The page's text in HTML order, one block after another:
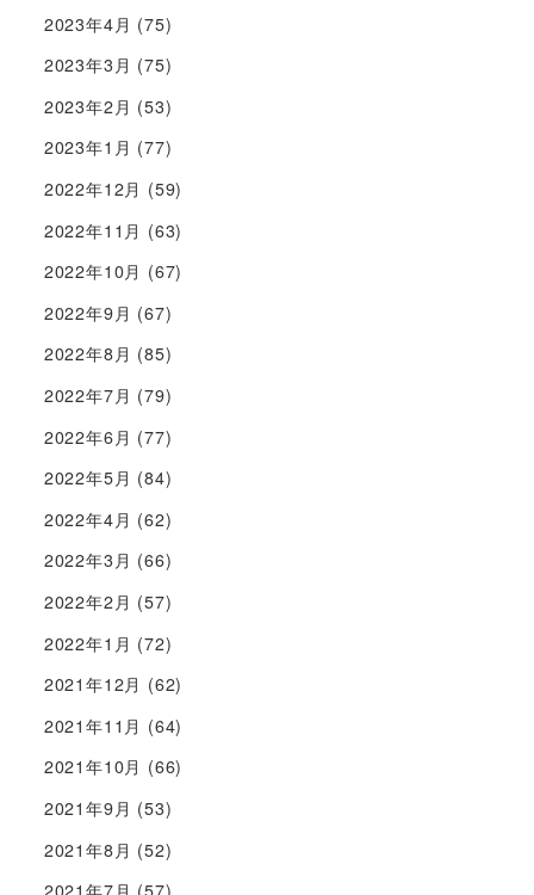
2023年4月 (75)
2023年3月 (75)
2023年2月 (53)
2023年1月 (77)
2022年12月 (59)
2022年11月 (63)
2022年10月 (67)
2022年9月 (67)
2022年8月 (85)
2022年7月 (79)
2022年6月 (77)
2022年5月 (84)
2022年4月 (62)
2022年3月 (66)
2022年2月 (57)
2022年1月 (72)
2021年12月 (62)
2021年11月 (64)
2021年10月 (66)
2021年9月 (53)
2021年8月 (52)